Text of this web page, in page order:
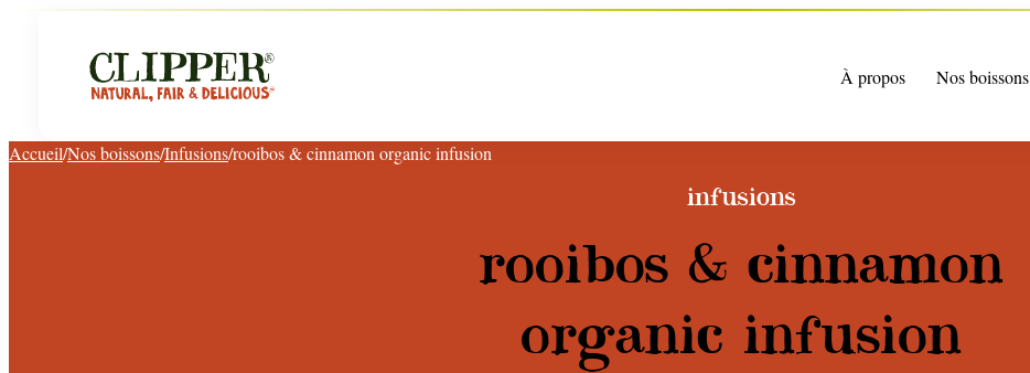
À propos Nos boissons
Accueil/Nos boissons/Infusions/rooibos & cinnamon organic infusion
infusions
rooibos & cinnamon
organic infusion